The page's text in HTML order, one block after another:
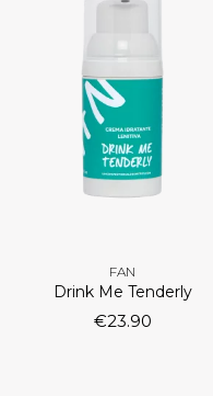
FAN
Drink Me Tenderly
€23.90